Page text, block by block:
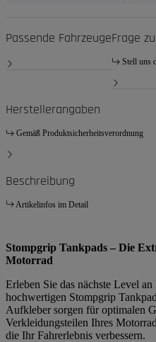
Passende FahrzeugeFrage
Stell uns
Herstellerangaben
Gemäß Produktsicherheitsverordnung
Beschreibung
Artikelinfos im Detail
Stompgrip Tankpads – Die
Motorrad
Erleben Sie das nächste Level
hochwertigen Stompgrip
Aufkleber sorgen für optimalen
Verkleidungsteilen Ihres
die Ihr Fahrerlebnis verbessern.